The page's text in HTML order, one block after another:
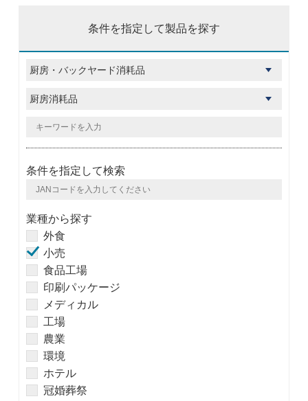
条件を指定して製品を探す
条件を指定して検索
業種から探す
外食
小売
食品工場
印刷パッケージ
メディカル
工場
農業
環境
ホテル
冠婚葬祭